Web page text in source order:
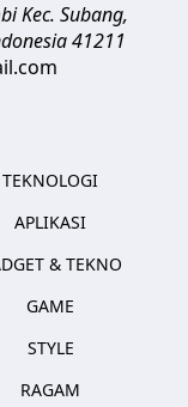
Kec. Subang,
41211
TEKNOLOGI
APLIKASI
& TEKNO
GAME
STYLE
RAGAM